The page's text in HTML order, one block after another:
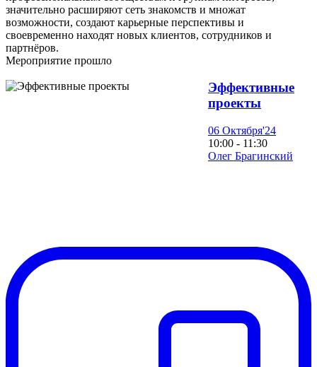
значительно расширяют сеть знакомств и множат
возможности, создают карьерные перспективы и
своевременно находят новых клиентов, сотрудников и
партнёров.
Мероприятие прошло
Эффективные
проекты
06 Октября'24
10:00 - 11:30
Олег Брагинский